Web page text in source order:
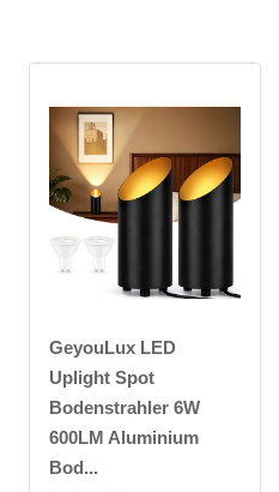
GeyouLux LED
Uplight Spot
Bodenstrahler 6W
600LM Aluminium
Bod...